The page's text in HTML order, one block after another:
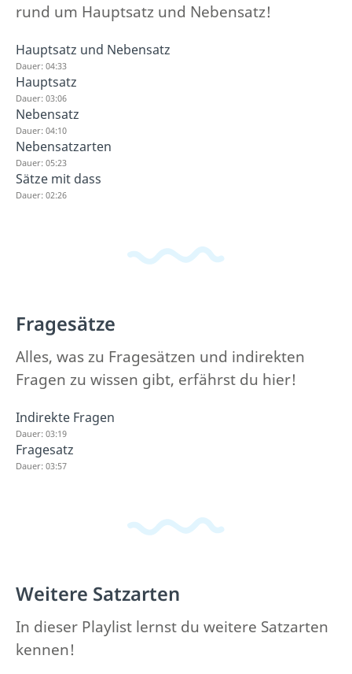
rund um Hauptsatz und Nebensatz!
Hauptsatz und Nebensatz
Dauer: 04:33
Hauptsatz
Dauer: 03:06
Nebensatz
Dauer: 04:10
Nebensatzarten
Dauer: 05:23
Sätze mit dass
Dauer: 02:26
Fragesätze
Alles, was zu Fragesätzen und indirekten
Fragen zu wissen gibt, erfährst du hier!
Indirekte Fragen
Dauer: 03:19
Fragesatz
Dauer: 03:57
Weitere Satzarten
In dieser Playlist lernst du weitere Satzarten
kennen!